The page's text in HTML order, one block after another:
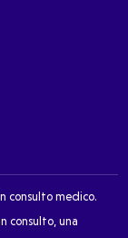
consulto medico.
consulto, una